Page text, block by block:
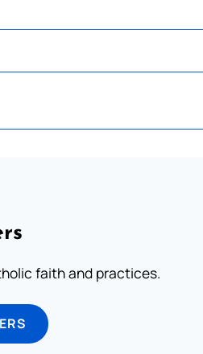
faith and practices.